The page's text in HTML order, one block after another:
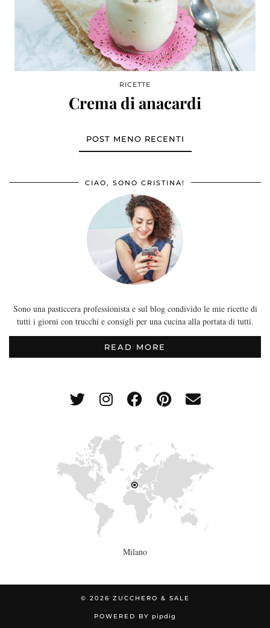
RICETTE
Crema di anacardi
POST MENO RECENTI
CIAO, SONO CRISTINA!
Sono una pasticcera professionista e sul blog condivido le mie ricette di
tutti i giorni con trucchi e consigli per una cucina alla portata di tutti.
READ MORE
Milano
© 2026 ZUCCHERO & SALE
POWERED BY pipdig